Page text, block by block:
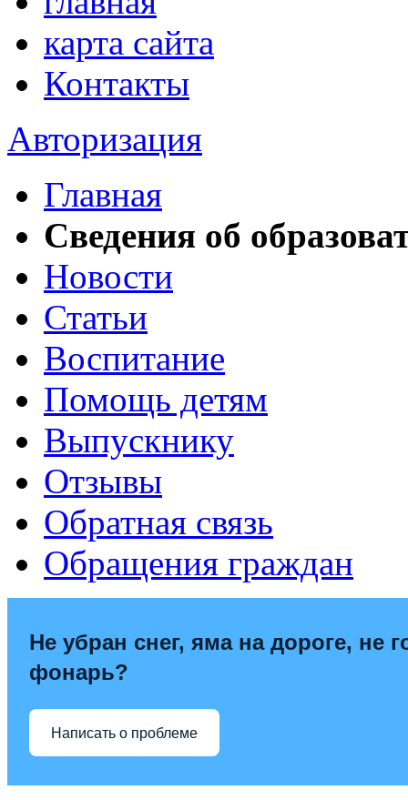
карта сайта
Контакты
Авторизация
Главная
Сведения об
Новости
Статьи
Воспитание
Помощь детям
Выпускнику
Отзывы
Обратная связь
Обращения граждан
Не убран снег, яма на дороге, не
фонарь?
Написать о проблеме